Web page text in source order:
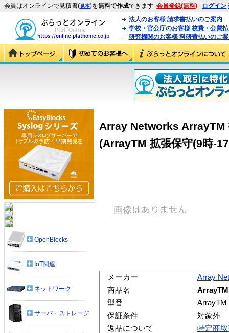
会員はオンラインで見積書(見本)を無料で作成できます 会員登録(無料) ログイン
法人のお客様 請求書払いのご案内
学校・官公庁のお客様 校費・公費
研究機関のお客様 科研費払いのご
Array Networks ArrayTM
(ArrayTM 拡張保守(9時-
メーカー
Array
商品名
ArrayTM
型番
ArrayTM
保証条件
対象外
返品について
特定商
OpenBlocks
IoT関連
ネットワーク
サーバ・ストレージ